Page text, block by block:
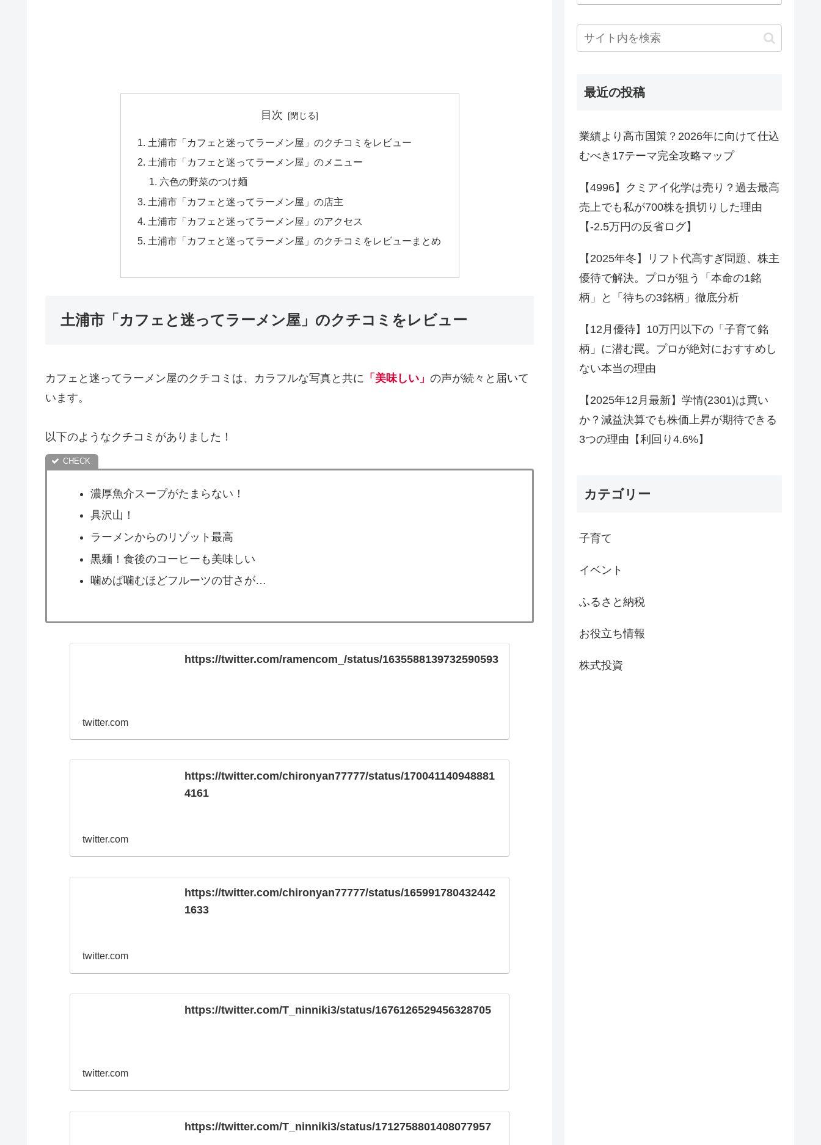
目次
土浦市「カフェと迷ってラーメン屋」のクチコミをレビュー
土浦市「カフェと迷ってラーメン屋」のメニュー
六色の野菜のつけ麺
土浦市「カフェと迷ってラーメン屋」の店主
土浦市「カフェと迷ってラーメン屋」のアクセス
土浦市「カフェと迷ってラーメン屋」のクチコミをレビューまとめ
土浦市「カフェと迷ってラーメン屋」のクチコミをレビュー
カフェと迷ってラーメン屋のクチコミは、カラフルな写真と共に 「美味しい」 の声が続々と届いて
います。
以下のようなクチコミがありました！
濃厚魚介スープがたまらない！
具沢山！
ラーメンからのリゾット最高
黒麺！食後のコーヒーも美味しい
噛めば噛むほどフルーツの甘さが…
https://twitter.com/ramencom_/status/1635588139732590593
twitter.com
https://twitter.com/chironyan77777/status/170041140948881
4161
twitter.com
https://twitter.com/chironyan77777/status/165991780432442
1633
twitter.com
https://twitter.com/T_ninniki3/status/1676126529456328705
twitter.com
https://twitter.com/T_ninniki3/status/1712758801408077957
最近の投稿
業績より高市国策？2026年に向けて仕込
むべき17テーマ完全攻略マップ
【4996】クミアイ化学は売り？過去最高
売上でも私が700株を損切りした理由
【-2.5万円の反省ログ】
【2025年冬】リフト代高すぎ問題、株主
優待で解決。プロが狙う「本命の1銘
柄」と「待ちの3銘柄」徹底分析
【12月優待】10万円以下の「子育て銘
柄」に潜む罠。プロが絶対におすすめし
ない本当の理由
【2025年12月最新】学情(2301)は買い
か？減益決算でも株価上昇が期待できる
3つの理由【利回り4.6%】
カテゴリー
子育て
イベント
ふるさと納税
お役立ち情報
株式投資